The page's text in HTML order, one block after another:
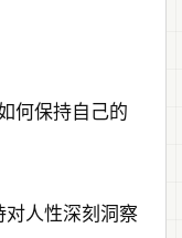
何保持自己的
对人性深刻洞察